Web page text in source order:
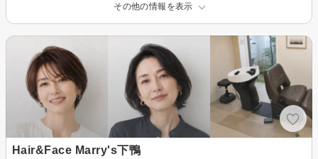
その他の情報を表示
Hair&Face Marry's下鴨